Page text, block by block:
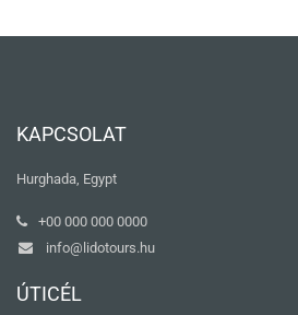
KAPCSOLAT
Hurghada, Egypt
+00 000 000 0000
info@lidotours.hu
ÚTICÉL